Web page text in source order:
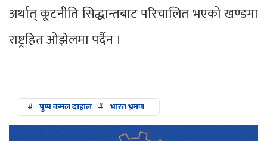
अर्थात् कूटनीति सिद्धान्तबाट परिचालित भएको खण्डमा
राष्ट्रहित ओझेलमा पर्दैन ।
# पुष्प कमल दाहाल # भारत भ्रमण